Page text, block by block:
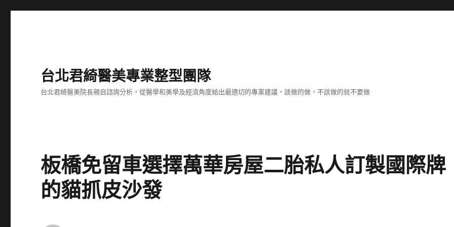
台北君綺醫美專業整型團隊
台北君綺醫美院長親自諮詢分析，從醫學和美學及經濟角度給出最適切的專業建議，該做的做，不該做的就不要做
板橋免留車選擇萬華房屋二胎私人訂製國際牌
的貓抓皮沙發